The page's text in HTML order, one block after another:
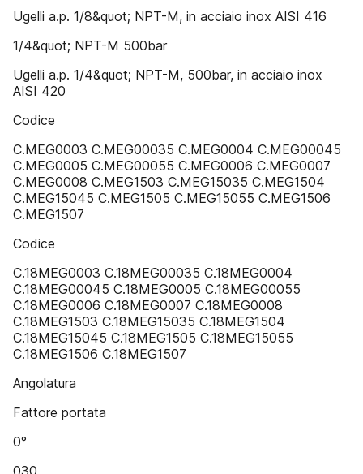
Ugelli a.p. 1/8&quot; NPT-M, in acciaio inox AISI 416
1/4&quot; NPT-M 500bar
Ugelli a.p. 1/4&quot; NPT-M, 500bar, in acciaio inox
AISI 420
Codice
C.MEG0003 C.MEG00035 C.MEG0004 C.MEG00045
C.MEG0005 C.MEG00055 C.MEG0006 C.MEG0007
C.MEG0008 C.MEG1503 C.MEG15035 C.MEG1504
C.MEG15045 C.MEG1505 C.MEG15055 C.MEG1506
C.MEG1507
Codice
C.18MEG0003 C.18MEG00035 C.18MEG0004
C.18MEG00045 C.18MEG0005 C.18MEG00055
C.18MEG0006 C.18MEG0007 C.18MEG0008
C.18MEG1503 C.18MEG15035 C.18MEG1504
C.18MEG15045 C.18MEG1505 C.18MEG15055
C.18MEG1506 C.18MEG1507
Angolatura
Fattore portata
0°
030